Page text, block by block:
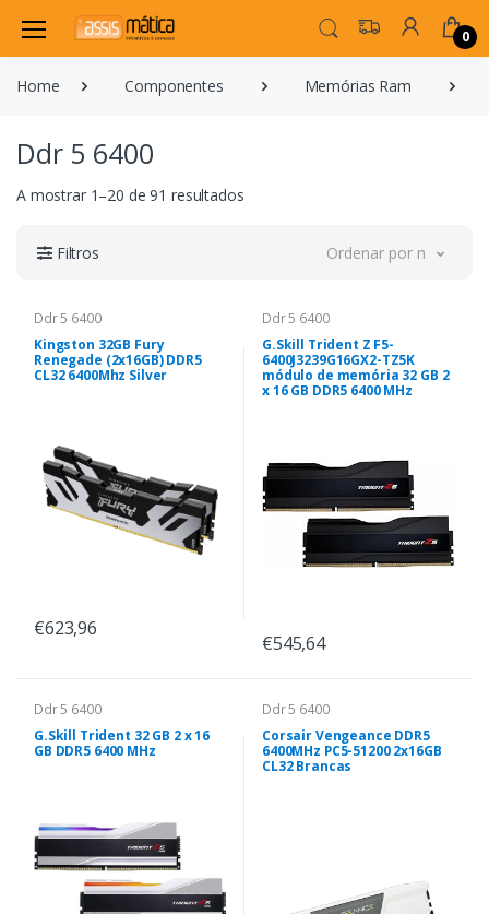
0
Home Componentes Memórias Ram
Ddr 5 6400
A mostrar 1–20 de 91 resultados
Filtros Ordenar por novidade
Ddr 5 6400
Kingston 32GB Fury
Renegade (2x16GB) DDR5
CL32 6400Mhz Silver
€623,96
Ddr 5 6400
G.Skill Trident Z F5-
6400J3239G16GX2-TZ5K
módulo de memória 32 GB 2
x 16 GB DDR5 6400 MHz
€545,64
Ddr 5 6400
G.Skill Trident 32 GB 2 x 16
GB DDR5 6400 MHz
Ddr 5 6400
Corsair Vengeance DDR5
6400MHz PC5-51200 2x16GB
CL32 Brancas